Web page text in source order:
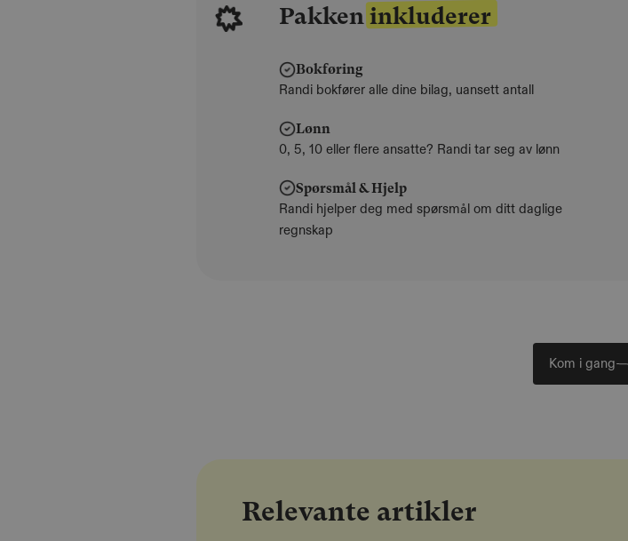
Pakken inkluderer
Bokføring
Randi bokfører alle dine bilag, uansett antall
Lønn
0, 5, 10 eller flere ansatte? Randi tar seg av lønn
Spørsmål & Hjelp
Randi hjelper deg med spørsmål om ditt daglige
regnskap
Kom i gang
Relevante artikler